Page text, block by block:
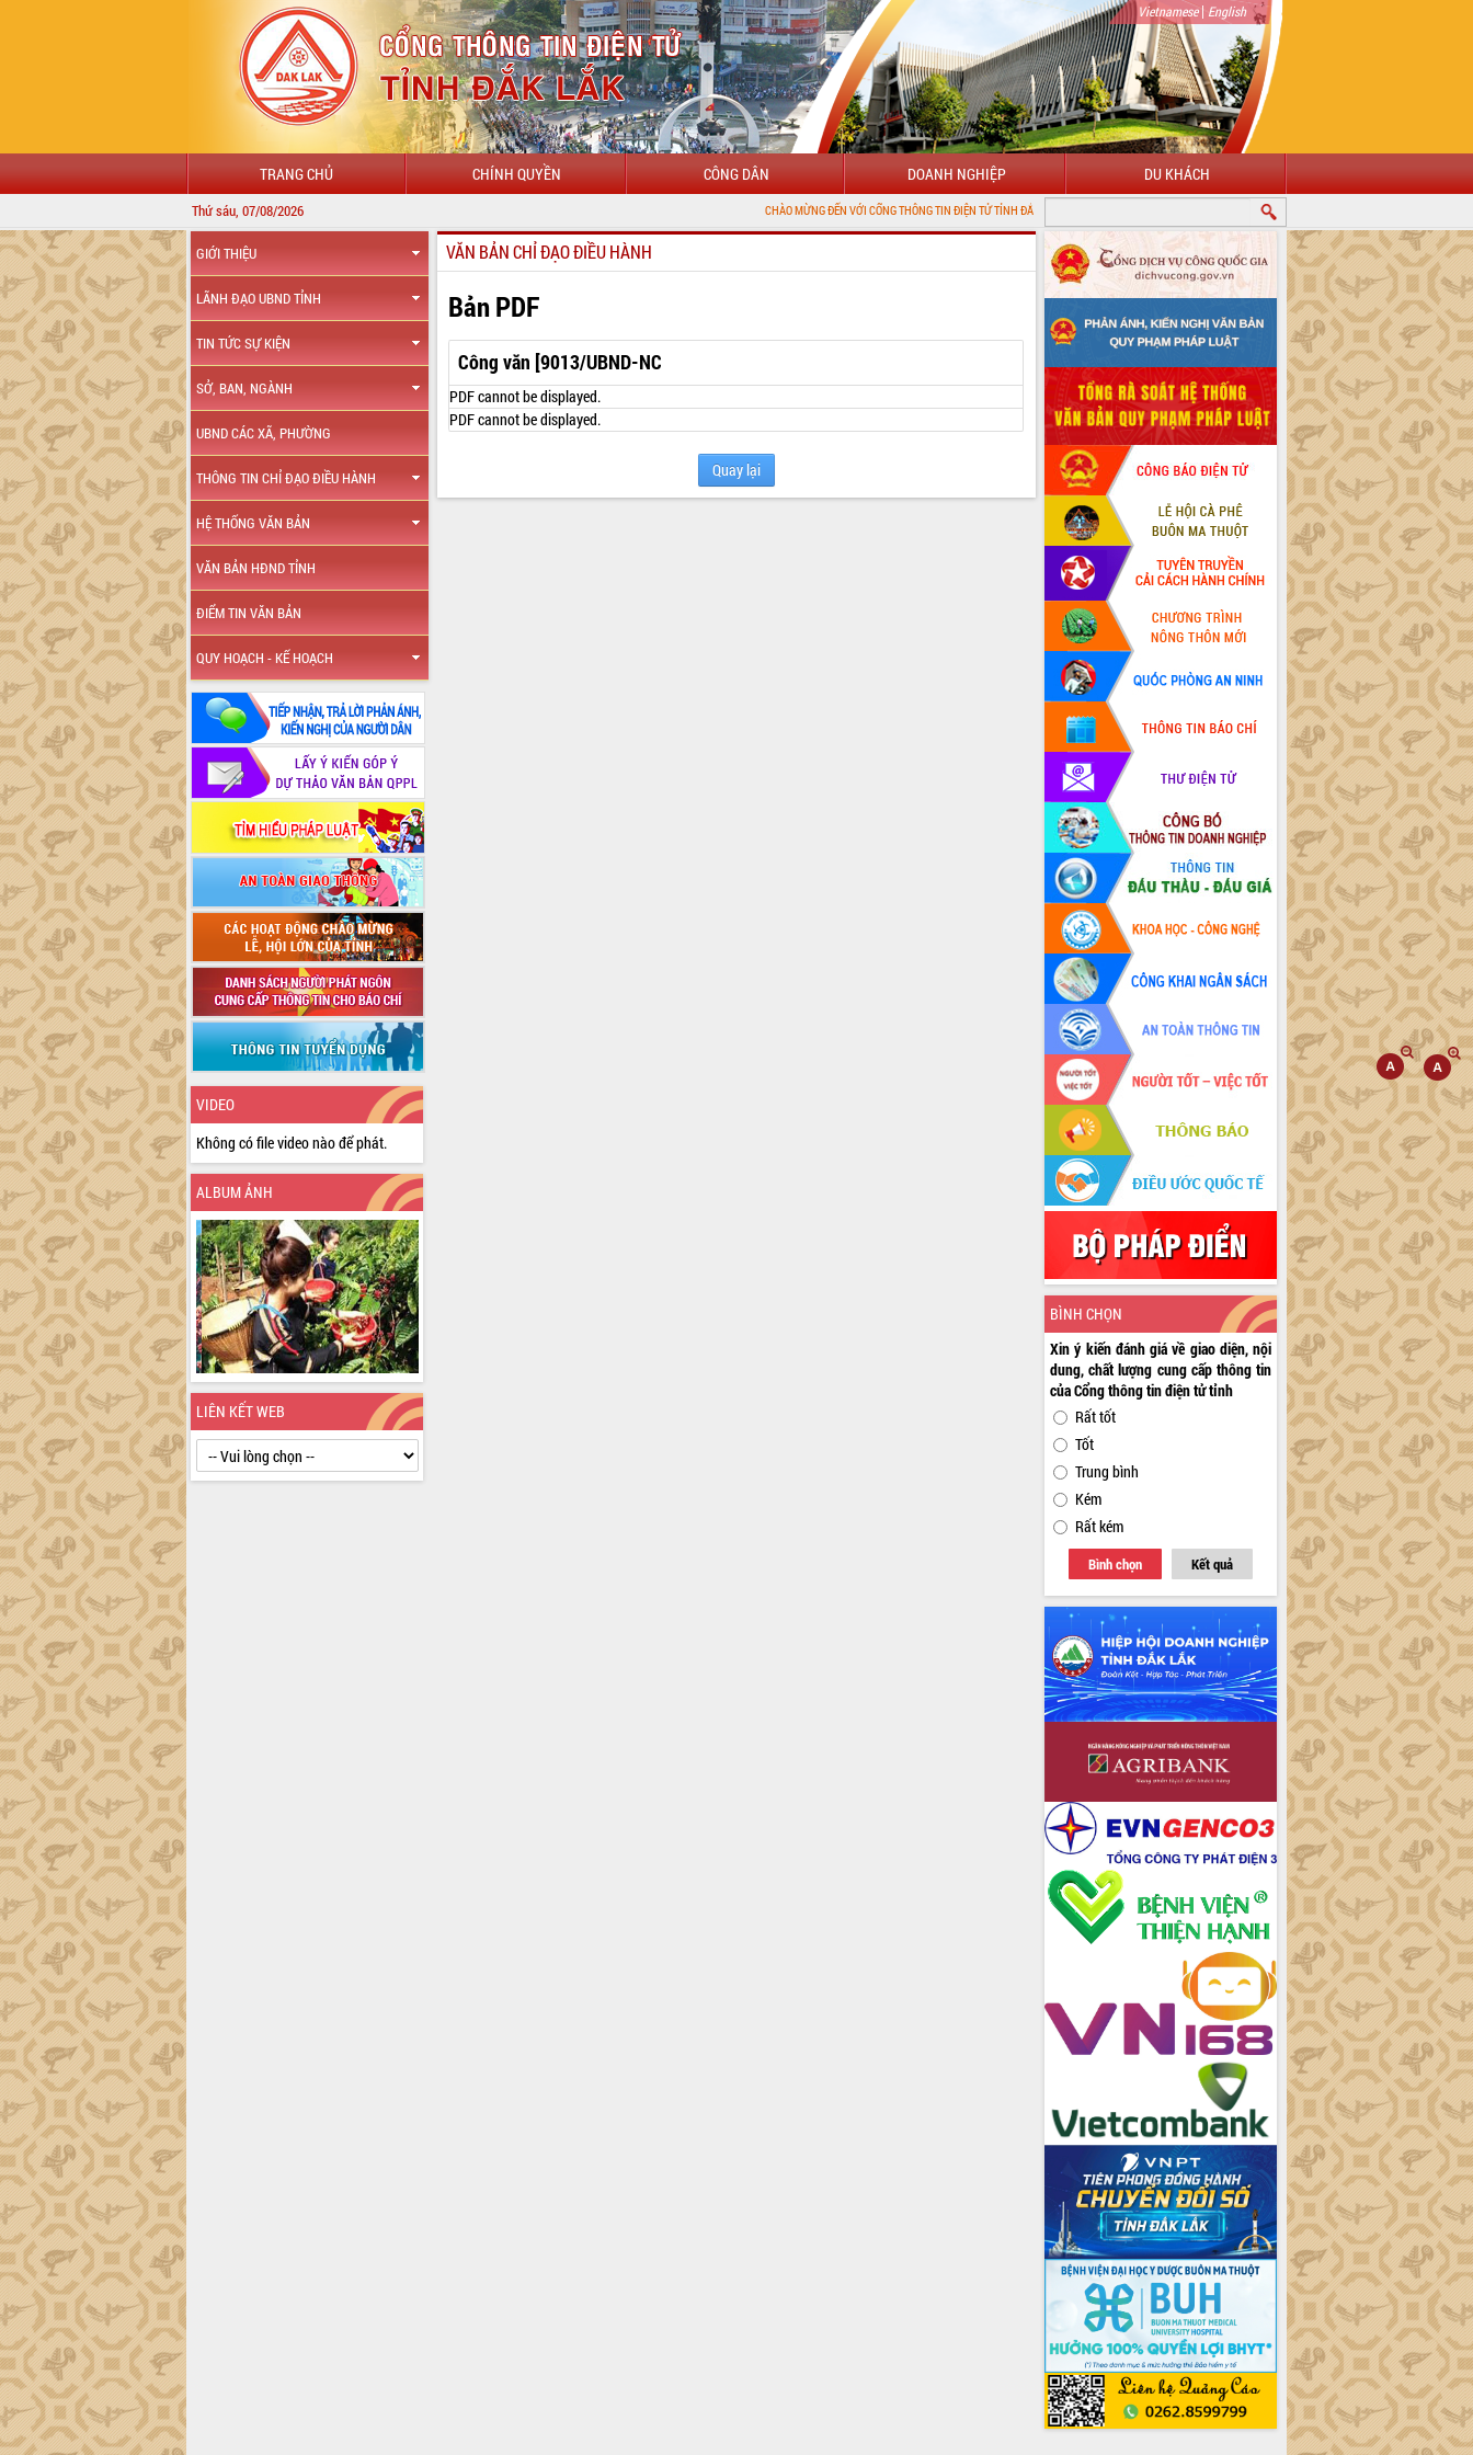
Vietnamese| English
TRANG CHỦ CHÍNH QUYỀN CÔNG DÂN DOANH NGHIỆP DU KHÁCH
Thứ sáu, 07/08/2026 CHÀO MỪNG ĐẾN VỚI CỔNG THÔNG TIN ĐIỆN TỬ TỈNH ĐẮK LẮK
GIỚI THIỆU
LÃNH ĐẠO UBND TỈNH
TIN TỨC SỰ KIỆN
SỞ, BAN, NGÀNH
UBND CÁC XÃ, PHƯỜNG
THÔNG TIN CHỈ ĐẠO ĐIỀU HÀNH
HỆ THỐNG VĂN BẢN
VĂN BẢN HĐND TỈNH
ĐIỂM TIN VĂN BẢN
QUY HOẠCH - KẾ HOẠCH
VIDEO
Không có file video nào để phát.
ALBUM ẢNH
LIÊN KẾT WEB
VĂN BẢN CHỈ ĐẠO ĐIỀU HÀNH
Bản PDF
Công văn [9013/UBND-NC
PDF cannot be displayed.
PDF cannot be displayed.
Quay lại
BÌNH CHỌN
Xin ý kiến đánh giá về giao diện, nội
dung, chất lượng cung cấp thông tin
của Cổng thông tin điện tử tỉnh
Rất tốt
Tốt
Trung bình
Kém
Rất kém
Bình chọn Kết quả